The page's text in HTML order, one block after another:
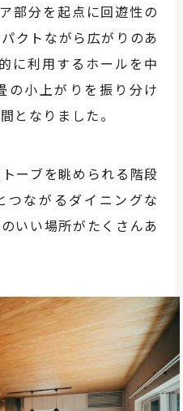
部分を起点に回遊性の
クトながら広がりのあ
に利用するホールを中
の小上がりを振り分け
となりました。
ーブを眺められる階段
つながるダイニングな
いい場所がたくさんあ